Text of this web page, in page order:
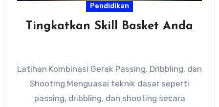
Pendidikan
Tingkatkan Skill Basket Anda
Latihan Kombinasi Gerak Passing, Dribbling, dan
Shooting Menguasai teknik dasar seperti
passing, dribbling, dan shooting secara